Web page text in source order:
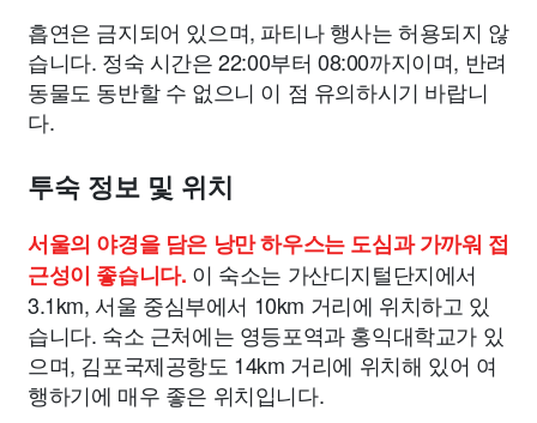
흡연은 금지되어 있으며, 파티나 행사는 허용되지 않
습니다. 정숙 시간은 22:00부터 08:00까지이며, 반려
동물도 동반할 수 없으니 이 점 유의하시기 바랍니
다.
투숙 정보 및 위치
서울의 야경을 담은 낭만 하우스는 도심과 가까워 접
근성이 좋습니다. 이 숙소는 가산디지털단지에서
3.1km, 서울 중심부에서 10km 거리에 위치하고 있
습니다. 숙소 근처에는 영등포역과 홍익대학교가 있
으며, 김포국제공항도 14km 거리에 위치해 있어 여
행하기에 매우 좋은 위치입니다.